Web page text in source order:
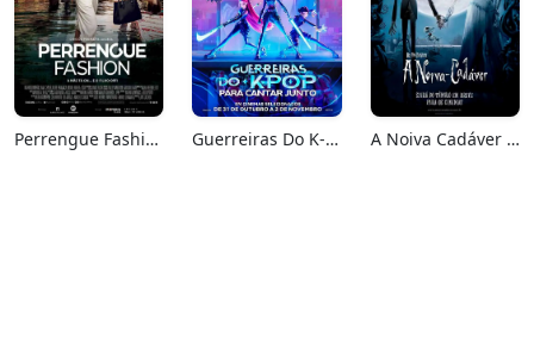
Perrengue Fashion Guerreiras Do K-Pop: Para Cantar Junto A Noiva Cadáver (Relançamento)